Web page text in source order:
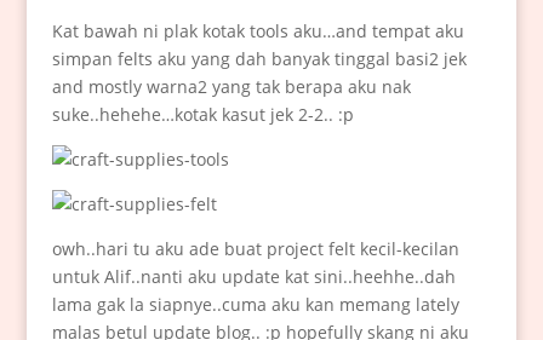
Kat bawah ni plak kotak tools aku…and tempat aku
simpan felts aku yang dah banyak tinggal basi2 jek
and mostly warna2 yang tak berapa aku nak
suke..hehehe…kotak kasut jek 2-2.. :p
owh..hari tu aku ade buat project felt kecil-kecilan
untuk Alif..nanti aku update kat sini..heehhe..dah
lama gak la siapnye..cuma aku kan memang lately
malas betul update blog.. :p hopefully skang ni aku